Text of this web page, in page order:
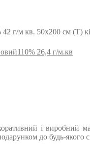
г/м кв. 50х200 см (Т)
26,4 г/м.кв
і виробний
до будь-якого